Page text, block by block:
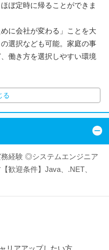
ぼ定時に帰ることができま
に会社が変わる」ことを大
選択なども可能。家庭の事
働き方を選択しやすい環境
る
経験 ◎システムエンジニア
歓迎条件】Java、.NET、
リアアップしたい方